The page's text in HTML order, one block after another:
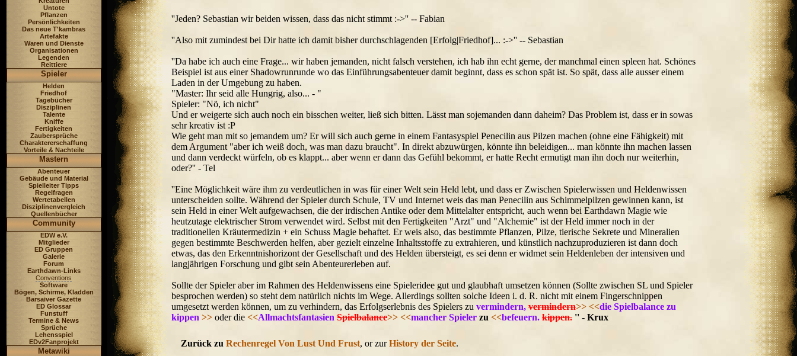
Untote
Pflanzen
Persönlichkeiten
Das neue T'kambras
Artefakte
Waren und Dienste
Organisationen
Legenden
Reittiere
Spieler
Helden
Friedhof
Tagebücher
Disziplinen
Talente
Kniffe
Fertigkeiten
Zaubersprüche
Charaktererschaffung
Vorteile & Nachteile
Mastern
Abenteuer
Gebäude und Material
Spielleiter Tipps
Regelfragen
Wertetabellen
Disziplinenvergleich
Quellenbücher
Community
EDW e.V.
Mitglieder
ED Gruppen
Galerie
Forum
Earthdawn-Links
Conventions
Software
Bögen, Schirme, Kladden
Barsaiver Gazette
ED Glossar
Funstuff
Termine & News
Sprüche
Lehensspiel
EDv2Fanprojekt
Metawiki
''Jeden? Sebastian wir beiden wissen, dass das nicht stimmt :->'' -- Fabian
''Also mit zumindest bei Dir hatte ich damit bisher durchschlagenden [Erfolg|Friedhof]... :->'' -- Sebastian
''Da habe ich auch eine Frage... wir haben jemanden, nicht falsch verstehen, ich hab ihn echt gerne, der manchmal einen spleen hat. Schönes
Beispiel ist aus einer Shadowrunrunde wo das Einführungsabenteuer damit beginnt, dass es schon spät ist. So spät, dass alle ausser einem
Laden in der Umgebung zu haben.
"Master: Ihr seid alle Hungrig, also... - "
Spieler: "Nö, ich nicht"
Und er weigerte sich auch noch ein bisschen weiter, ließ sich bitten. Lässt man sojemanden dann daheim? Das Problem ist, dass er in sowas
sehr kreativ ist :P
Wie geht man mit so jemandem um? Er will sich auch gerne in einem Fantasyspiel Penecilin aus Pilzen machen (ohne eine Fähigkeit) mit
dem Argument "aber ich weiß doch, was man dazu braucht". In direkt abzuwürgen, könnte ihn beleidigen... man könnte ihn machen lassen
und dann verdeckt würfeln, ob es klappt... aber wenn er dann das Gefühl bekommt, er hatte Recht ermutigt man ihn doch nur weiterhin,
oder?'' - Tel
''Eine Möglichkeit wäre ihm zu verdeutlichen in was für einer Welt sein Held lebt, und dass er Zwischen Spielerwissen und Heldenwissen
unterscheiden sollte. Während der Spieler durch Schule, TV und Internet weis das man Penecilin aus Schimmelpilzen gewinnen kann, ist
sein Held in einer Welt aufgewachsen, die der irdischen Antike oder dem Mittelalter entspricht, auch wenn bei Earthdawn Magie wie
heutzutage elektrischer Strom verwendet wird. Selbst mit den Fertigkeiten "Arzt" und "Alchemie" ist der Held immer noch in der
traditionellen Kräutermedizin + ein Schuss Magie behaftet. Er weis also, das bestimmte Pflanzen, Pilze, tierische Sekrete und Mineralien
gegen bestimmte Beschwerden helfen, aber gezielt einzelne Inhaltsstoffe zu extrahieren, und künstlich nachzuproduzieren ist dann doch
etwas, das den Erkenntnishorizont der Gesellschaft und des Helden übersteigt, es sei denn er widmet sein Heldenleben der intensiven und
langjährigen Forschung und gibt sein Abenteurerleben auf.
Sollte der Spieler aber im Rahmen des Heldenwissens eine Spieleridee gut und glaubhaft umsetzen können (Sollte zwischen SL und Spieler
besprochen werden) so steht dem natürlich nichts im Wege. Allerdings sollten solche Ideen i. d. R. nicht mit einem Fingerschnippen
umgesetzt werden können, um zu verhindern, das Erfolgserlebnis des Spielers zu vermindern, vermindern>> <<die Spielbalance zu
kippen >> oder die <<Allmachtsfantasien Spielbalance>> <<mancher Spieler zu <<befeuern. kippen. '' - Krux
Zurück zu Rechenregel Von Lust Und Frust, or zurHistory der Seite.